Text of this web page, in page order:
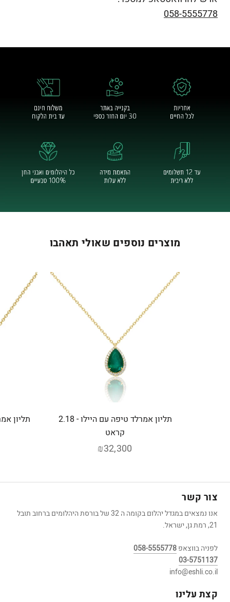
058-5555778
מוצרים נוספים שאולי תאהבו
תליון אמרלד טיפה עם היילו - 2.18
קראט
₪32,300
תליון
צור קשר
אנו נמצאים במגדל יהלום בקומה ה 32 של בורסת היהלומים ברחוב תובל
21, רמת גן, ישראל.
לפניה בווצאפ058-5555778
03-5751137
info@eshli.co.il
קצת עלינו